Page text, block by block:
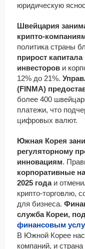
юридическую
Швейцария
крипто-
политика страны
прирост
инвесторов и
12% до 21%.
(FINMA)
более 400
платежи, что
цифровых валют.
Южная Корея
регуляторному
инновациям.
корпоративные
2025 годаи
крипто-торговлю,
для бизнеса.
служба Кореи,
финансовым
В Южной Корее
компаний, и